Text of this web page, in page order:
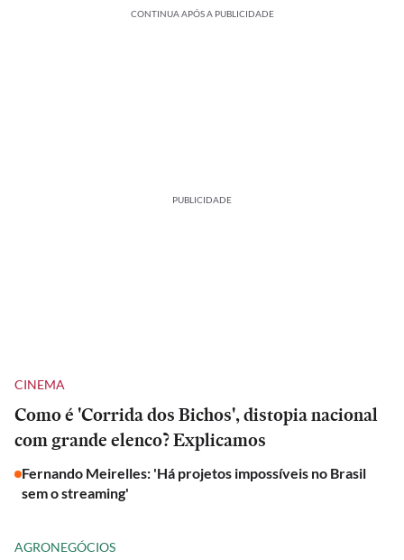
CONTINUA APÓS A PUBLICIDADE
PUBLICIDADE
CINEMA
Como é 'Corrida dos Bichos', distopia nacional
com grande elenco? Explicamos
Fernando Meirelles: 'Há projetos impossíveis no Brasil
sem o streaming'
AGRONEGÓCIOS